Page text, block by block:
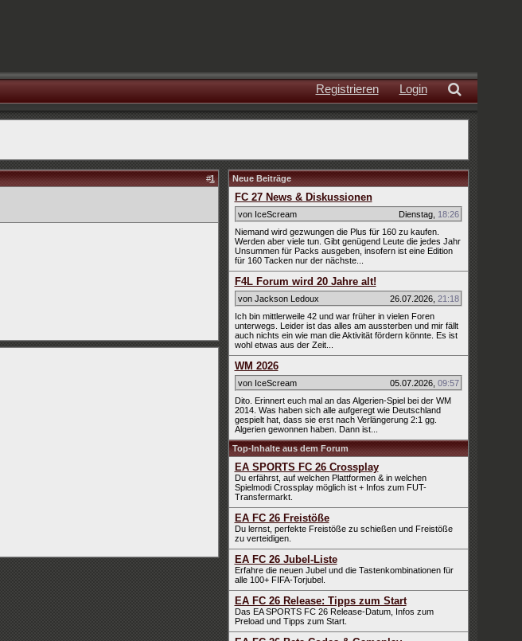
Login
Registrieren
#1 Neue Beiträge
FC 27 News & Diskussionen
von IceScream Dienstag, 18:26
Niemand wird gezwungen die Plus für 160 zu kaufen.
Werden aber viele tun. Gibt genügend Leute die jedes Jahr
Unsummen für Packs ausgeben, insofern ist eine Edition
für 160 Tacken nur der nächste...
F4L Forum wird 20 Jahre alt!
von Jackson Ledoux 26.07.2026, 21:18
Ich bin mittlerweile 42 und war früher in vielen Foren
unterwegs. Leider ist das alles am aussterben und mir fällt
auch nichts ein wie man die Aktivität fördern könnte. Es ist
wohl etwas aus der Zeit...
WM 2026
von IceScream 05.07.2026, 09:57
Dito. Erinnert euch mal an das Algerien-Spiel bei der WM
2014. Was haben sich alle aufgeregt wie Deutschland
gespielt hat, dass sie erst nach Verlängerung 2:1 gg.
Algerien gewonnen haben. Dann ist...
Top-Inhalte aus dem Forum
EA SPORTS FC 26 Crossplay
Du erfährst, auf welchen Plattformen & in welchen
Spielmodi Crossplay möglich ist + Infos zum FUT-
Transfermarkt.
EA FC 26 Freistöße
Du lernst, perfekte Freistöße zu schießen und Freistöße
zu verteidigen.
EA FC 26 Jubel-Liste
Erfahre die neuen Jubel und die Tastenkombinationen für
alle 100+ FIFA-Torjubel.
EA FC 26 Release: Tipps zum Start
Das EA SPORTS FC 26 Release-Datum, Infos zum
Preload und Tipps zum Start.